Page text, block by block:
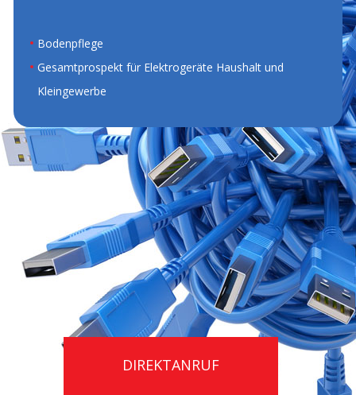
Bodenpflege
Gesamtprospekt für Elektrogeräte Haushalt und
Kleingewerbe
DIREKTANRUF